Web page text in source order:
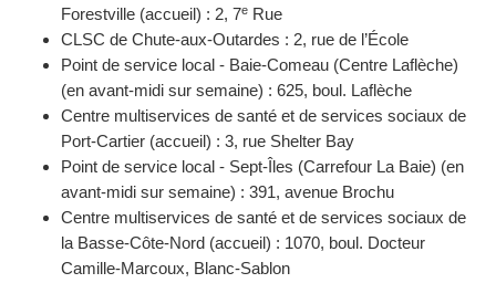
Forestville (accueil) : 2, 7e Rue
CLSC de Chute-aux-Outardes : 2, rue de l’École
Point de service local - Baie-Comeau (Centre Laflèche)
(en avant-midi sur semaine) : 625, boul. Laflèche
Centre multiservices de santé et de services sociaux de
Port-Cartier (accueil) : 3, rue Shelter Bay
Point de service local - Sept-Îles (Carrefour La Baie) (en
avant-midi sur semaine) : 391, avenue Brochu
Centre multiservices de santé et de services sociaux de
la Basse-Côte-Nord (accueil) : 1070, boul. Docteur
Camille-Marcoux, Blanc-Sablon